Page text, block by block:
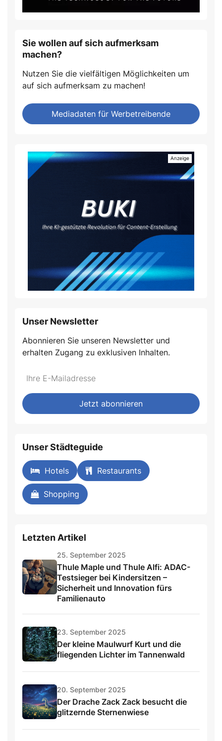
Sie wollen auf sich aufmerksam
machen?
Nutzen Sie die vielfältigen Möglichkeiten um
auf sich aufmerksam zu machen!
Mediadaten für Werbetreibende
Unser Newsletter
Abonnieren Sie unseren Newsletter und
erhalten Zugang zu exklusiven Inhalten.
Jetzt abonnieren
Unser Städteguide
Hotels Restaurants
Shopping
Letzten Artikel
25. September 2025
Thule Maple und Thule Alfi: ADAC-
Testsieger bei Kindersitzen –
Sicherheit und Innovation fürs
Familienauto
23. September 2025
Der kleine Maulwurf Kurt und die
fliegenden Lichter im Tannenwald
20. September 2025
Der Drache Zack Zack besucht die
glitzernde Sternenwiese